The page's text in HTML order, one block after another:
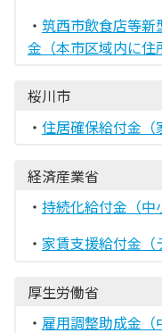
・ 筑西市飲食店等新
金（本市区域内に住
桜川市
・ 住居確保給付金（
経済産業省
・ 持続化給付金（中
・ 家賃支援給付金（
厚生労働省
・ 雇用調整助成金（